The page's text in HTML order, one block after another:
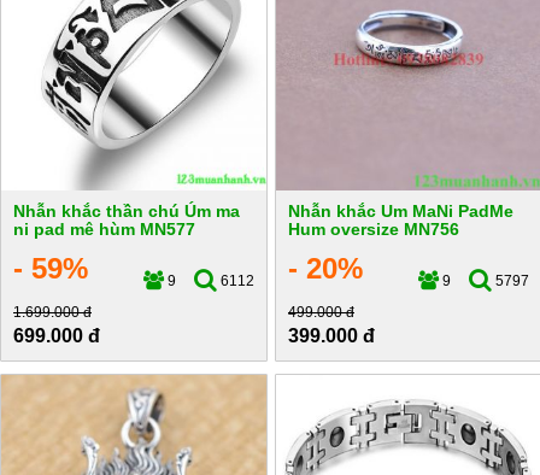
Nhẫn khắc thần chú Úm ma
ni pad mê hùm MN577
- 59% 9
6112
1.699.000 đ
699.000 đ
Nhẫn khắc Um MaNi PadMe
Hum oversize MN756
- 20% 9
5797
499.000 đ
399.000 đ